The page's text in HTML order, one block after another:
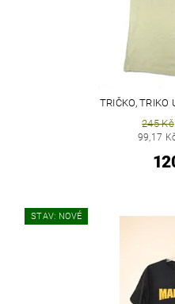
TRIČKO, TRIKO
245 Kč
99,17
STAV: NOVÉ